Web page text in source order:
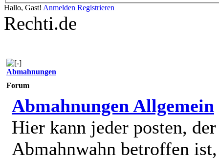
Hallo, Gast! Anmelden Registrieren
Rechti.de
Abmahnungen
Forum
Abmahnungen Allgemein
Hier kann jeder posten,
Abmahnwahn betroffen ist,